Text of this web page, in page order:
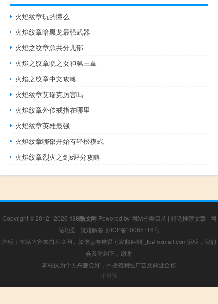
火焰纹章玩的懂么
火焰纹章暗黑龙最强武器
火焰之纹章总共分几部
火焰之纹章晓之女神第三章
火焰之纹章中文攻略
火焰纹章艾瑞克厉害吗
火焰纹章外传戒指在哪里
火焰纹章英雄最强
火焰纹章哪部开始有轻松模式
火焰纹章烈火之剑s评分攻略
Copyright © 2012 - 2026 168酷文网 Powered by 网站分类目录 | 精选推荐文章 | 网
站地图 | 疑难解答 苏ICP备10065716号
声明：本站内容来自互联网，如信息有错误可发邮件到f_fb#foxmail.com说明，我们
会及时纠正，谢谢
本站仅为个人兴趣爱好，不接盈利性广告及商业合作
小男孩